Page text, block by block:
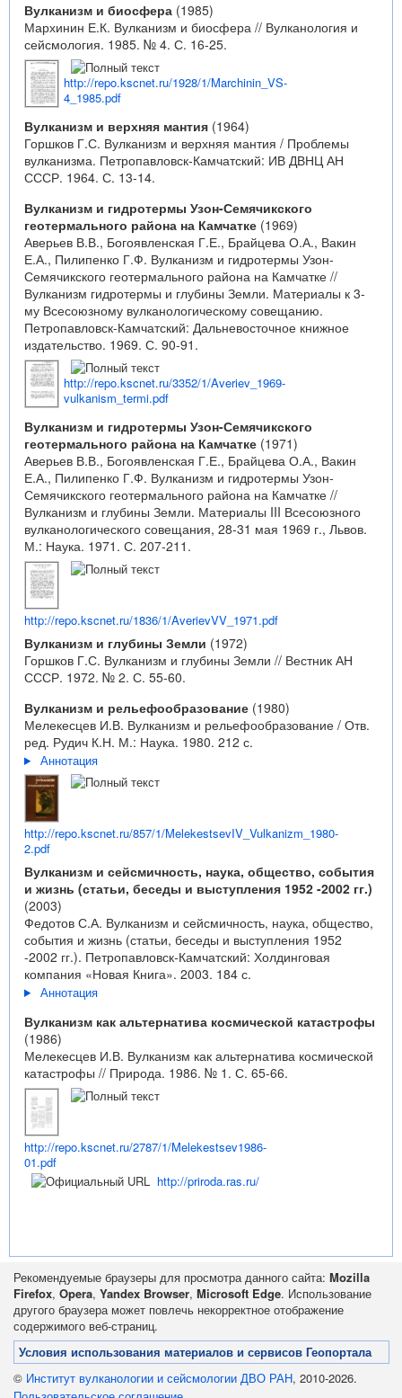
Вулканизм и биосфера (1985)
Мархинин Е.К. Вулканизм и биосфера // Вулканология и
сейсмология. 1985. № 4. С. 16-25.
http://repo.kscnet.ru/1928/1/Marchinin_VS-
4_1985.pdf
Вулканизм и верхняя мантия (1964)
Горшков Г.С. Вулканизм и верхняя мантия / Проблемы
вулканизма. Петропавловск-Камчатский: ИВ ДВНЦ АН
СССР. 1964. С. 13-14.
Вулканизм и гидротермы Узон-Семячикского
геотермального района на Камчатке (1969)
Аверьев В.В., Богоявленская Г.Е., Брайцева О.А., Вакин
Е.А., Пилипенко Г.Ф. Вулканизм и гидротермы Узон-
Семячикского геотермального района на Камчатке //
Вулканизм гидротермы и глубины Земли. Материалы к 3-
му Всесоюзному вулканологическому совещанию.
Петропавловск-Камчатский: Дальневосточное книжное
издательство. 1969. С. 90-91.
http://repo.kscnet.ru/3352/1/Averiev_1969-
vulkanism_termi.pdf
Вулканизм и гидротермы Узон-Семячикского
геотермального района на Камчатке (1971)
Аверьев В.В., Богоявленская Г.Е., Брайцева О.А., Вакин
Е.А., Пилипенко Г.Ф. Вулканизм и гидротермы Узон-
Семячикского геотермального района на Камчатке //
Вулканизм и глубины Земли. Материалы III Всесоюзного
вулканологического совещания, 28-31 мая 1969 г., Львов.
М.: Наука. 1971. С. 207-211.
http://repo.kscnet.ru/1836/1/AverievVV_1971.pdf
Вулканизм и глубины Земли (1972)
Горшков Г.С. Вулканизм и глубины Земли // Вестник АН
СССР. 1972. № 2. С. 55-60.
Вулканизм и рельефообразование (1980)
Мелекесцев И.В. Вулканизм и рельефообразование / Отв.
ред. Рудич К.Н. М.: Наука. 1980. 212 с.
Аннотация
http://repo.kscnet.ru/857/1/MelekestsevIV_Vulkanizm_1980-
2.pdf
Вулканизм и сейсмичность, наука, общество, события
и жизнь (статьи, беседы и выступления 1952 -2002 гг.)
(2003)
Федотов С.А. Вулканизм и сейсмичность, наука, общество,
события и жизнь (статьи, беседы и выступления 1952
-2002 гг.). Петропавловск-Камчатский: Холдинговая
компания «Новая Книга». 2003. 184 с.
Аннотация
Вулканизм как альтернатива космической катастрофы
(1986)
Мелекесцев И.В. Вулканизм как альтернатива космической
катастрофы // Природа. 1986. № 1. С. 65-66.
http://repo.kscnet.ru/2787/1/Melekestsev1986-
01.pdf
http://priroda.ras.ru/
Рекомендуемые браузеры для просмотра данного сайта: Mozilla
Firefox, Opera, Yandex Browser, Microsoft Edge. Использование
другого браузера может повлечь некорректное отображение
содержимого веб-страниц.
Условия использования материалов и сервисов Геопортала
© Институт вулканологии и сейсмологии ДВО РАН, 2010-2026.